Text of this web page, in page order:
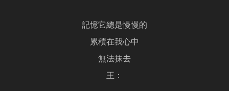
記憶它總是慢慢的
累積在我心中
無法抹去
王：